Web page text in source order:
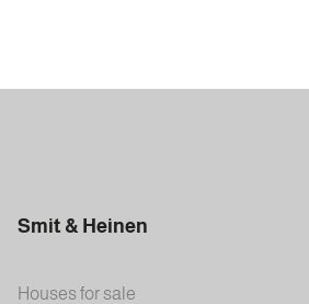
Smit & Heinen
Houses for sale